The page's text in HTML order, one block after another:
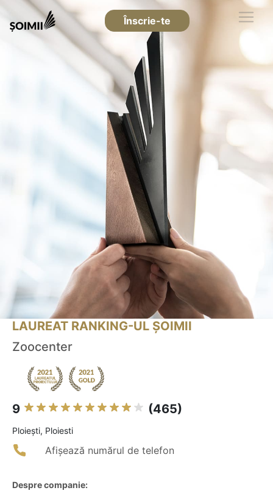
Înscrie-te
LAUREAT RANKING-UL ȘOIMII
Zoocenter
9 (465)
Ploieşti, Ploiesti
Afișează numărul de telefon
Despre companie: